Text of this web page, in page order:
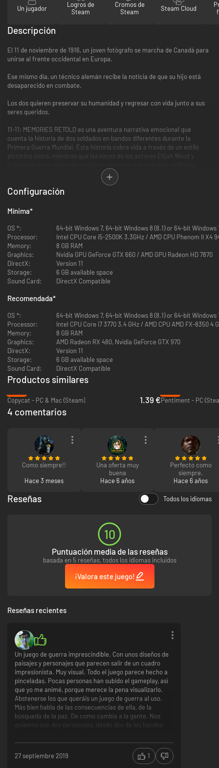
Un jugador
Logros de
Steam
Cromos de
Steam
Steam Cloud
Descripción
El 11 de noviembre de 1916, un joven fotógrafo se marcha de Canadá para
unirse al frente occidental en Europa.
Ese mismo día, un técnico alemán recibe la noticia de que su hijo está
desaparecido en combate.
Los dos quieren preservar su humanidad y regresar con vida junto a sus
seres queridos.
11-11: MEMORIES RETOLD es una aventura narrativa emocional que
cuenta la historia de dos soldados en bandos diferentes durante la
Primera Guerra Mundial. Esta historia cobra vida a través de un estilo
pictórico único, mientras que las voces de los actores Elijah Wood y
dirigida por el compositor Olivier Deriviere, guían a los jugadores a través
de momentos de paz y desesperación.
Configuración
Mínima*
OS *:
64-bit Windows 7, 64-bit Windows 8 (8.1) or 64-bit Windows
Processor:
Intel CPU Core i5-2500K 3.3GHz / AMD CPU Phenom II X4
Memory:
8 GB RAM
Graphics:
Nvidia GPU GeForce GTX 660 / AMD GPU Radeon HD 7870
DirectX:
Version 11
Storage:
6 GB available space
Sound Card:
DirectX Compatible
Recomendada*
OS *:
64-bit Windows 7, 64-bit Windows 8 (8.1) or 64-bit Windows
Processor:
Intel CPU Core i7 3770 3.4 GHz / AMD CPU AMD FX-8350 4
Memory:
8 GB RAM
Graphics:
AMD Radeon RX 480, Nvidia GeForce GTX 970
DirectX:
Version 11
Storage:
6 GB available space
Sound Card:
DirectX Compatible
Productos similares
Copycat - PC & Mac (Steam)
1.39 €Pentiment - PC
4 comentarios
Como siempre!!
Hace 3 meses
Una oferta muy
buena
Hace 6 años
Perfecto como
siempre.
Hace 6 años
Reseñas Todos los idiomas
10
Puntuación media de las reseñas
basada en 5 reseñas, todos los idiomas incluidos
¡Valora este juego!
Reseñas recientes
Un juego de guerra imprescindible. Con unos diseños de
paisajes y personajes que parecen salir de un cuadro
impresionista. Muy visual. Todo el juego parece hecho a
pinceladas. Pocas personas han subido el gameplay, así
que yo me animé, porque merece la pena visualizarlo.
Abstenerse los que queráis un juego de guerra al uso.
Más bien habla de las consecuencias de ella, de la
búsqueda de la paz. De como cambia a la gente. Nos
guiamos con dos personajes, desde dos de los bandos
guerra mundial.
El estilo pictórico de sus imágenes
27 septiembre 2019 1